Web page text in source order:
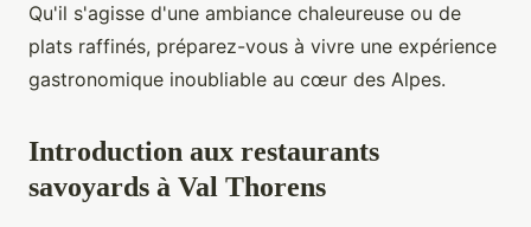
Qu'il s'agisse d'une ambiance chaleureuse ou de
plats raffinés, préparez-vous à vivre une expérience
gastronomique inoubliable au cœur des Alpes.
Introduction aux restaurants
savoyards à Val Thorens